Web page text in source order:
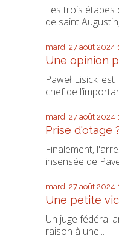
Les trois étapes
de saint
mardi 27 août 2024
Une opinion
Paweł Lisicki
chef de
mardi 27 août 2024
Prise d'otage
Finalement,
insensée de
mardi 27 août 2024
Une petite
Un juge fédéral
raison à une...